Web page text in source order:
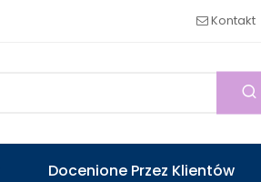
Kontakt
Docenione Przez Klientów